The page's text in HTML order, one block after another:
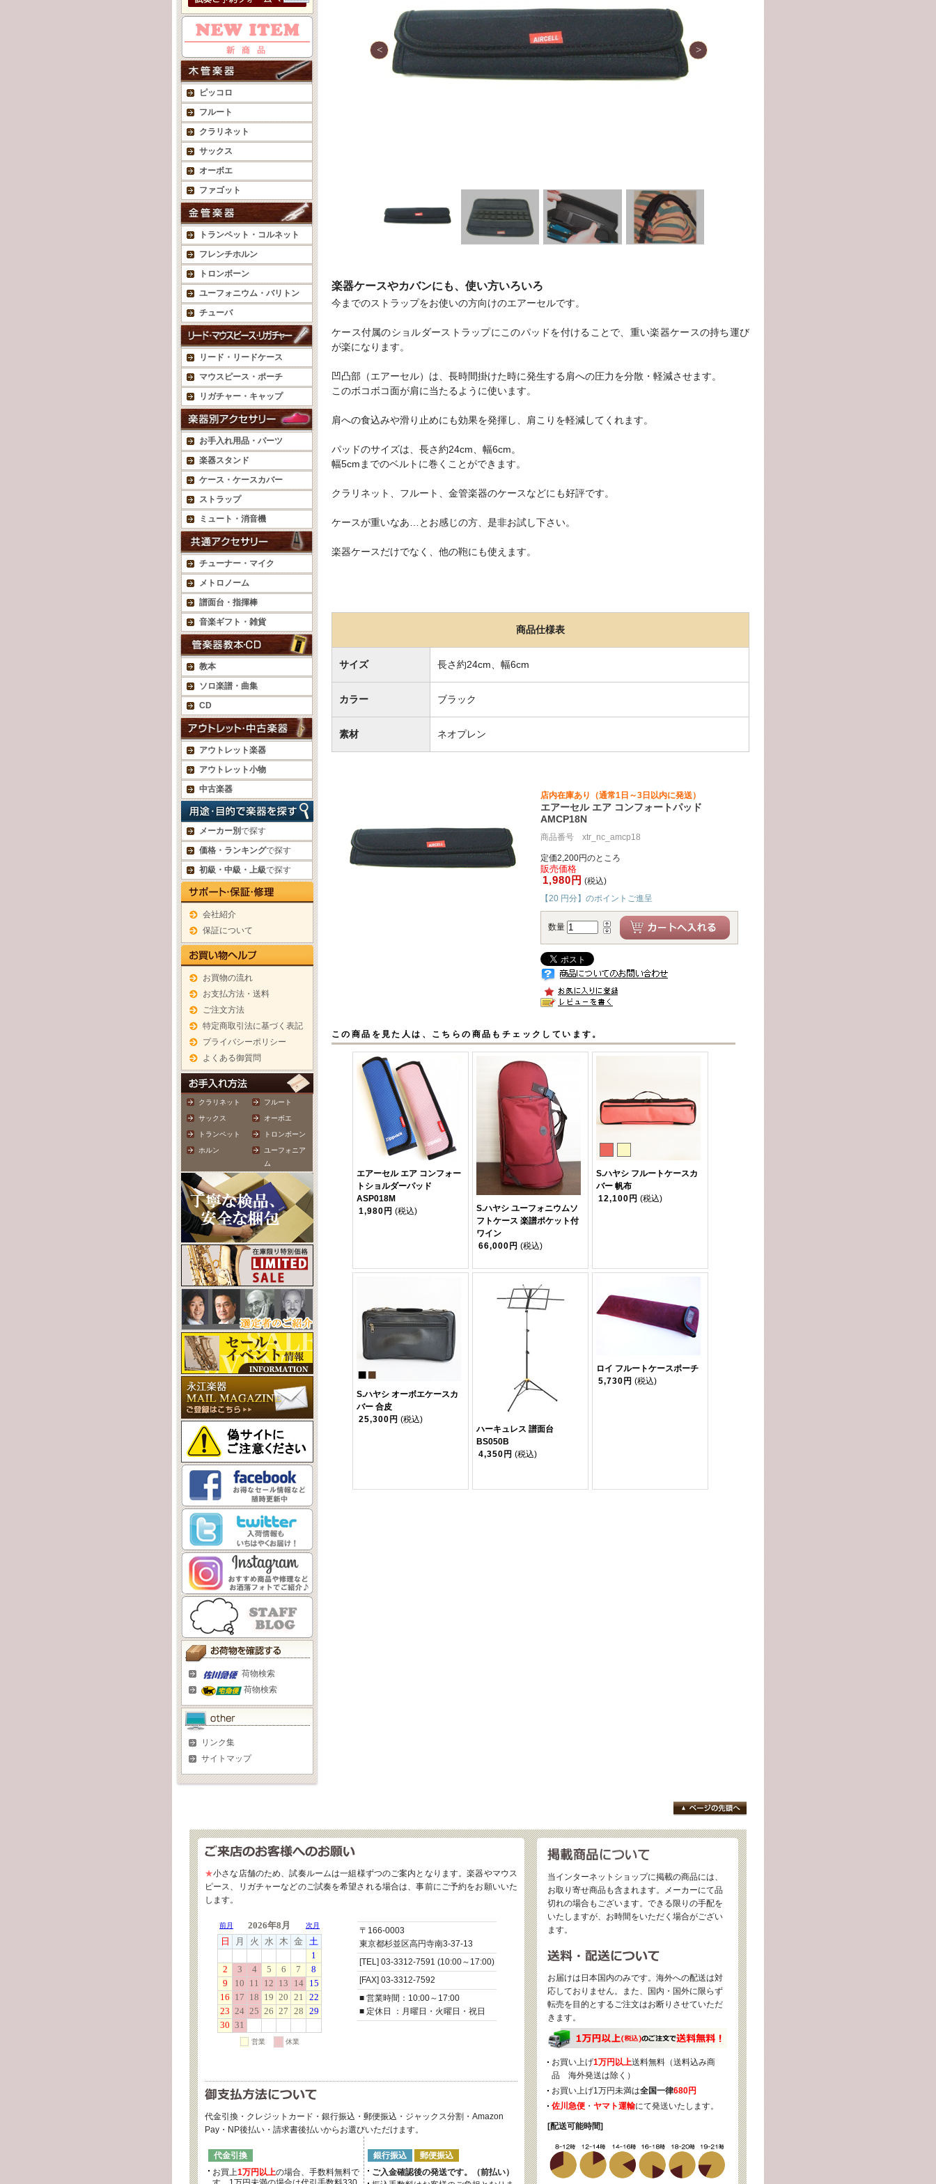
ピッコロ
フルート
クラリネット
サックス
オーボエ
ファゴット
トランペット・コルネット
フレンチホルン
トロンボーン
ユーフォニウム・バリトン
チューバ
リード・リードケース
マウスピース・ポーチ
リガチャー・キャップ
お手入れ用品・パーツ
楽器スタンド
ケース・ケースカバー
ストラップ
ミュート・消音機
チューナー・マイク
メトロノーム
譜面台・指揮棒
音楽ギフト・雑貨
教本
ソロ楽譜・曲集
CD
アウトレット楽器
アウトレット小物
中古楽器
メーカー別で探す
価格・ランキングで探す
初級・中級・上級で探す
会社紹介
保証について
お買物の流れ
お支払方法・送料
ご注文方法
特定商取引法に基づく表記
プライバシーポリシー
よくある御質問
クラリネット フルート
サックス オーボエ
トランペット トロンボーン
ホルン
ユーフォニア
ム
荷物検索
荷物検索
リンク集
サイトマップ
楽器ケースやカバンにも、使い方いろいろ
今までのストラップをお使いの方向けのエアーセルです。
ケース付属のショルダーストラップにこのパッドを付けることで、重い楽器ケースの持ち運び
が楽になります。
凹凸部（エアーセル）は、長時間掛けた時に発生する肩への圧力を分散・軽減させます。
このボコボコ面が肩に当たるように使います。
肩への食込みや滑り止めにも効果を発揮し、肩こりを軽減してくれます。
パッドのサイズは、長さ約24cm、幅6cm。
幅5cmまでのベルトに巻くことができます。
クラリネット、フルート、金管楽器のケースなどにも好評です。
ケースが重いなあ…とお感じの方、是非お試し下さい。
楽器ケースだけでなく、他の鞄にも使えます。
商品仕様表
サイズ 長さ約24cm、幅6cm
カラー ブラック
素材 ネオプレン
店内在庫あり（通常1日～3日以内に発送）
エアーセル エア コンフォートパッド
AMCP18N
商品番号 xtr_nc_amcp18
定価2,200円のところ
販売価格
1,980円 (税込)
【20 円分】のポイントご進呈
数量
この商品を見た人は、こちらの商品もチェックしています。
エアーセル エア コンフォー
トショルダーパッド
ASP018M
1,980円 (税込)
S.ハヤシ ユーフォニウムソ
フトケース 楽譜ポケット付
ワイン
66,000円 (税込)
S.ハヤシ フルートケースカ
バー 帆布
12,100円 (税込)
S.ハヤシ オーボエケースカ
バー 合皮
25,300円 (税込)
ハーキュレス 譜面台
BS050B
4,350円 (税込)
ロイ フルートケースポーチ
5,730円 (税込)
★小さな店舗のため、試奏ルームは一組様ずつのご案内となります。楽器やマウス
ピース、リガチャーなどのご試奏を希望される場合は、事前にご予約をお願いいた
します。
〒166-0003
東京都杉並区高円寺南3-37-13
[TEL] 03-3312-7591 (10:00～17:00)
[FAX] 03-3312-7592
■ 営業時間：10:00～17:00
■ 定休日 ：月曜日・火曜日・祝日
代金引換・クレジットカード・銀行振込・郵便振込・ジャックス分割・Amazon
Pay・NP後払い・請求書後払いからお選びいただけます。
代金引換
お買上1万円以上の場合、手数料無料で
銀行振込
郵便振込
ご入金確認後の発送です。（前払い）
当インターネットショップに掲載の商品には、
お取り寄せ商品も含まれます。メーカーにて品
切れの場合もございます。できる限りの手配を
いたしますが、お時間をいただく場合がござい
ます。
お届けは日本国内のみです。海外への配送は対
応しておりません。また、国内・国外に限らず
転売を目的とするご注文はお断りさせていただ
きます。
お買い上げ1万円以上送料無料（送料込み商
品 海外発送は除く）
お買い上げ1万円未満は全国一律680円
佐川急便 ・ ヤマト運輸にて発送いたします。
[配送可能時間]